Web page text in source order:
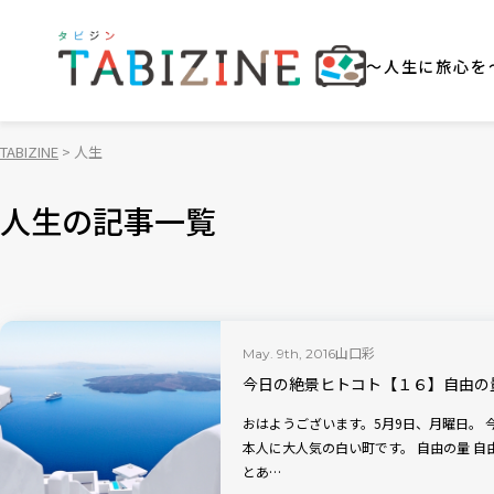
～人生に旅心を
TABIZINE 人生
人生の記事一覧
May. 9th, 2016山口彩
今日の絶景ヒトコト【１６】自由の
おはようございます。5月9日、月曜日。 今日の絶景は、ギリシャ・サントリーニ島。日
本人に大人気の白い町です。 自由の量 自由の量は 多すぎると無気力を誘い 少なすぎる
とあ…